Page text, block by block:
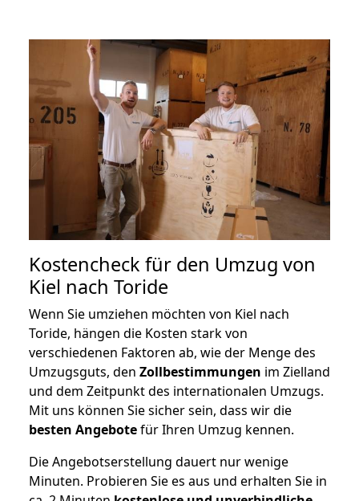
Kostencheck für den Umzug von
Kiel nach Toride
Wenn Sie umziehen möchten von Kiel nach
Toride, hängen die Kosten stark von
verschiedenen Faktoren ab, wie der Menge des
Umzugsguts, den Zollbestimmungen im Zielland
und dem Zeitpunkt des internationalen Umzugs.
Mit uns können Sie sicher sein, dass wir die
besten Angebotefür Ihren Umzug kennen.
Die Angebotserstellung dauert nur wenige
Minuten. Probieren Sie es aus und erhalten Sie in